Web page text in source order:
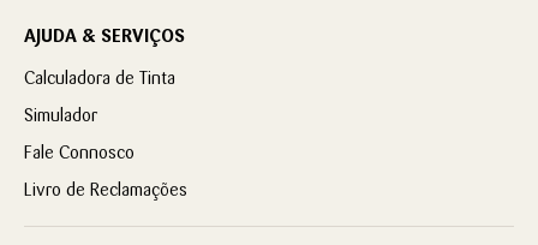
AJUDA & SERVIÇOS
Calculadora de Tinta
Simulador
Fale Connosco
Livro de Reclamações